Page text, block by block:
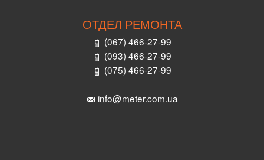
ОТДЕЛ РЕМОНТА
(067) 466-27-99
(093) 466-27-99
(075) 466-27-99
info@meter.com.ua